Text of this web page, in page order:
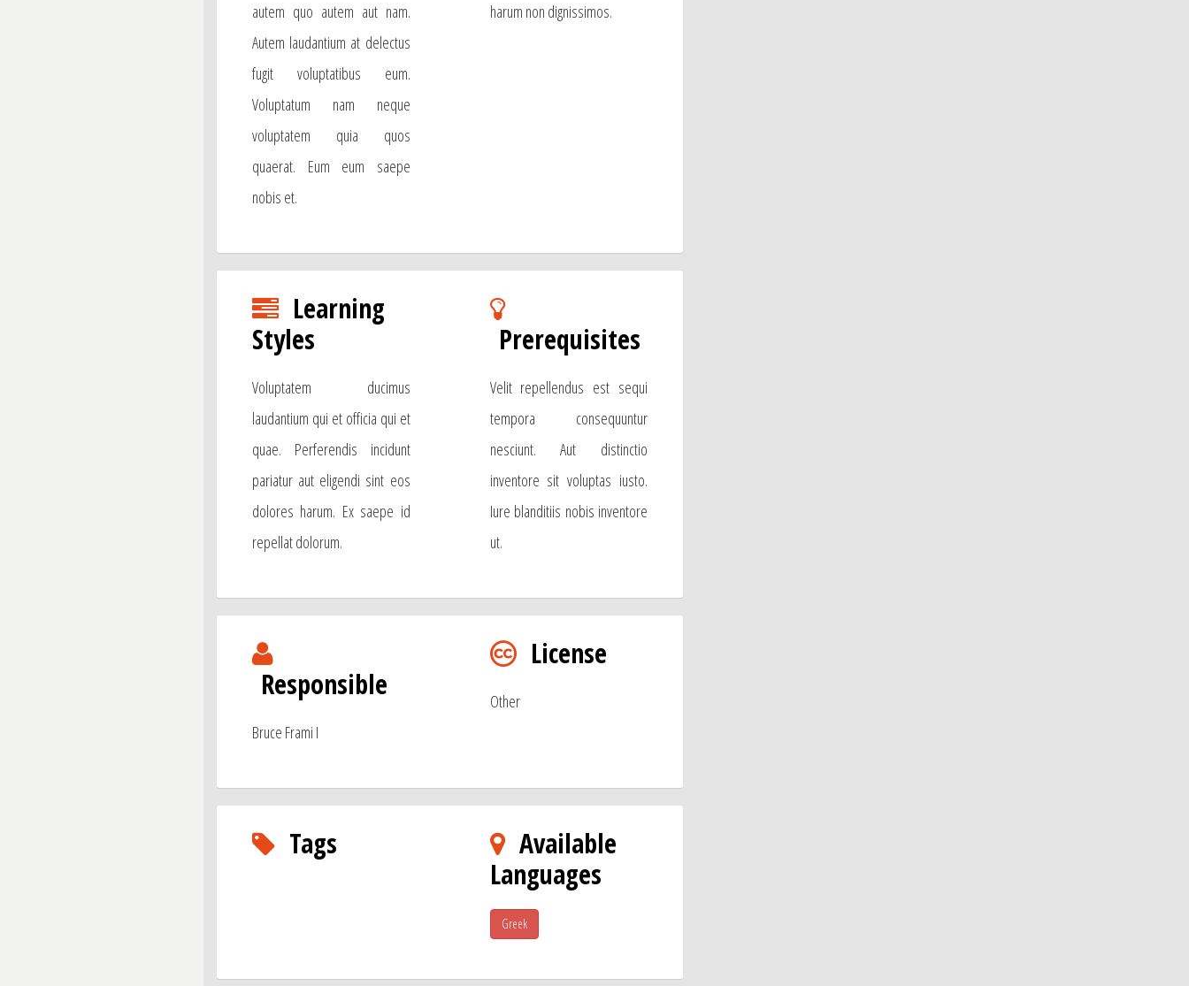
autem quo autem aut nam.
Autem laudantium at delectus
fugit voluptatibus eum.
Voluptatum nam neque
voluptatem quia quos
quaerat. Eum eum saepe
nobis et.
harum non dignissimos.
Learning
Styles
Voluptatem ducimus
laudantium qui et officia qui et
quae. Perferendis incidunt
pariatur aut eligendi sint eos
dolores harum. Ex saepe id
repellat dolorum.
Prerequisites
Velit repellendus est sequi
tempora consequuntur
nesciunt. Aut distinctio
inventore sit voluptas iusto.
Iure blanditiis nobis inventore
ut.
Responsible
Bruce Frami I
License
Other
Tags
Available
Languages
Greek